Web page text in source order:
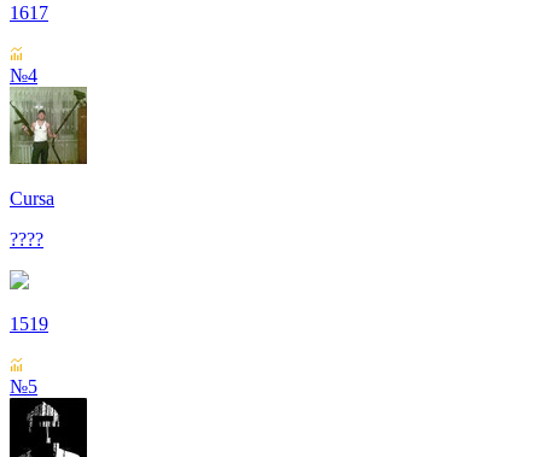
1617
№4
Cursa
????
1519
№5